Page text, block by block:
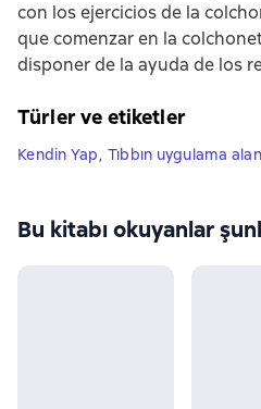
con los ejercicios de la
que comenzar en la
disponer de la ayuda de los
Türler ve etiketler
Kendin Yap, Tıbbın uygulama
Bu kitabı okuyanlar